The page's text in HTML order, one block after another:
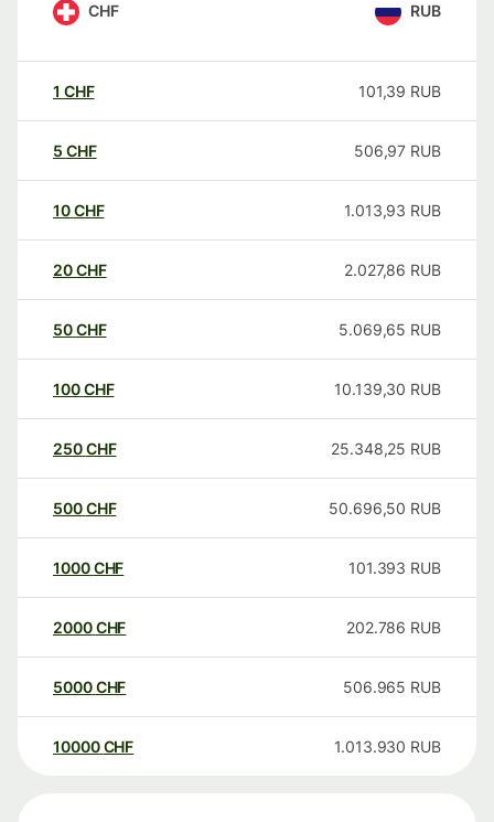
CHF RUB
1 CHF 101,39 RUB
5 CHF 506,97 RUB
10CHF 1.013,93 RUB
20CHF 2.027,86 RUB
50CHF 5.069,65 RUB
100CHF 10.139,30 RUB
250CHF 25.348,25 RUB
500CHF 50.696,50 RUB
1000CHF 101.393 RUB
2000CHF 202.786 RUB
5000CHF 506.965 RUB
10000 CHF 1.013.930 RUB